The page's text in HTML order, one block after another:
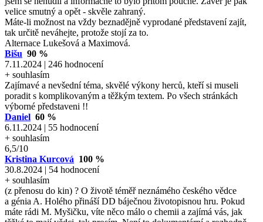
velice smutný a opět - skvěle zahraný.
Máte-li možnost na vždy beznadějně vyprodané představení zajít,
tak určitě neváhejte, protože stojí za to.
Alternace Lukešová a Maximová.
Bišu 90 %
7.11.2024 | 246 hodnocení
+ souhlasím
Zajímavé a nevšední téma, skvělé výkony herců, kteří si museli
poradit s komplikovaným a těžkým textem. Po všech stránkách
výborné představeni !!
Daniel 60 %
6.11.2024 | 55 hodnocení
+ souhlasím
6,5/10
Kristina Kurcová 100 %
30.8.2024 | 54 hodnocení
+ souhlasím
(z přenosu do kin) ? O životě téměř neznámého českého vědce
a génia A. Holého přináší DD báječnou životopisnou hru. Pokud
máte rádi M. Myšičku, víte něco málo o chemii a zajímá vás, jak